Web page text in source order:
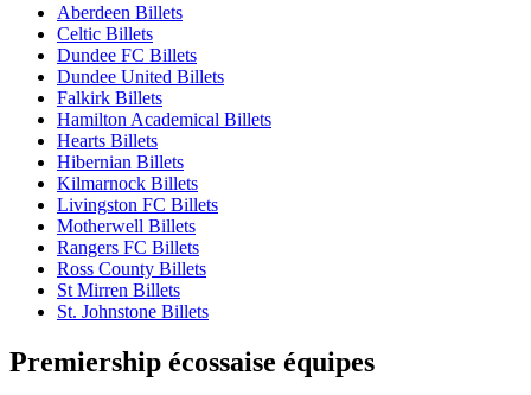
Aberdeen Billets
Celtic Billets
Dundee FC Billets
Dundee United Billets
Falkirk Billets
Hamilton Academical Billets
Hearts Billets
Hibernian Billets
Kilmarnock Billets
Livingston FC Billets
Motherwell Billets
Rangers FC Billets
Ross County Billets
St Mirren Billets
St. Johnstone Billets
Premiership écossaise équipes